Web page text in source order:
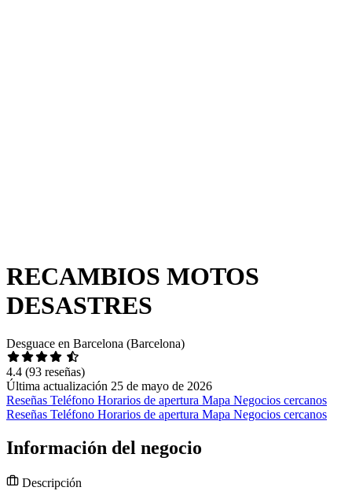
RECAMBIOS MOTOS
DESASTRES
Desguace en Barcelona (Barcelona)
4.4 (93 reseñas)
Última actualización 25 de mayo de 2026
Reseñas Teléfono Horarios de apertura Mapa Negocios cercanos
Reseñas Teléfono Horarios de apertura Mapa Negocios cercanos
Información del negocio
Descripción